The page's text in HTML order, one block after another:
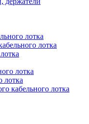
лотка
лотка
лотка
лотка
кабельного лотка